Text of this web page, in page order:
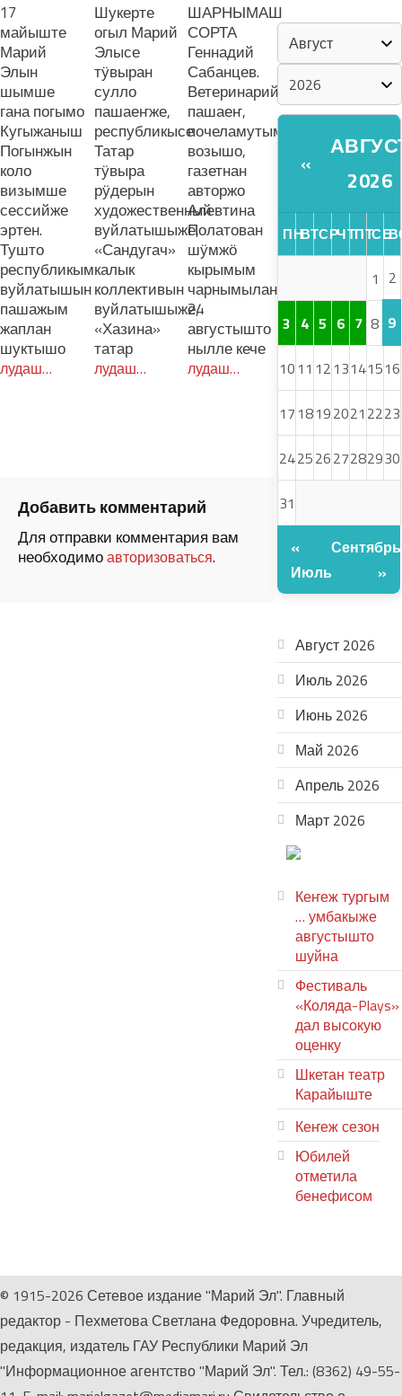
17
майыште
Марий
Элын
шымше
гана погымо
Кугыжаныш
Погынжын
коло
визымше
сессийже
эртен.
Тушто
республикым
вуйлатышын
пашажым
жаплан
шуктышо
лудаш…
Шукерте
огыл Марий
Элысе
тӱвыран
сулло
пашаеҥже,
республикысе
Татар
тӱвыра
рӱдерын
художественный
вуйлатышыже,
«Сандугач»
калык
коллективын
вуйлатышыже,
«Хазина»
татар
лудаш…
ШАРНЫМАШ
СОРТА
Геннадий
Сабанцев.
Ветеринарий
пашаеҥ,
почеламутым
возышо,
газетнан
авторжо
Алевтина
Полатован
шӱмжӧ
кырымым
чарнымылан
24
августышто
нылле кече
лудаш…
Добавить комментарий
Для отправки комментария вам
необходимоавторизоваться.
«
2026
ПНВТСРЧТПТСБ
1 2
3 4 5 6 7 8 9
1011 1213141516
1718192021 2223
24252627282930
31
«
Июль
Сентябрь
»
Август 2026
Июль 2026
Июнь 2026
Май 2026
Апрель 2026
Март 2026
Кеҥеж тургым
… умбакыже
августышто
шуйна
Фестиваль
«Коляда-Plays»
дал высокую
оценку
Шкетан театр
Карайыште
Кеҥеж сезон
Юбилей
отметила
бенефисом
© 1915-2026 Сетевое издание "Марий Эл". Главный
редактор - Пехметова Светлана Федоровна. Учредитель,
редакция, издатель ГАУ Республики Марий Эл
"Информационное агентство "Марий Эл". Тел.: (8362) 49-55-